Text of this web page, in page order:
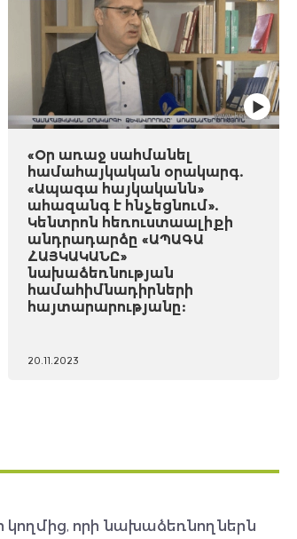
«Օր առաջ սահմանել
համահայկական օրակարգ.
«Ապագա հայկականն»
ահազանգ է հնչեցնում».
Կենտրոն հեռուստաալիքի
անդրադարձը «ԱՊԱԳԱ
ՀԱՅԿԱԿԱՆԸ»
նախաձեռնության
համահիմնադիրների
հայտարարությանը:
20.11.2023
որի նախաձեռնողներն